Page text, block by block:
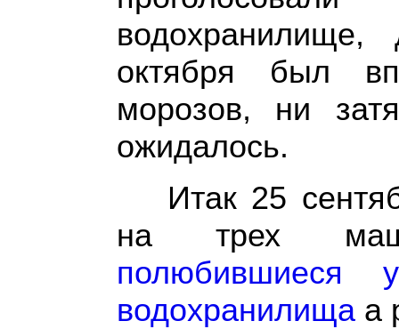
октября был
морозов, ни
ожидалось.
Итак 25
на трех
полюбившиеся
водохранилища а